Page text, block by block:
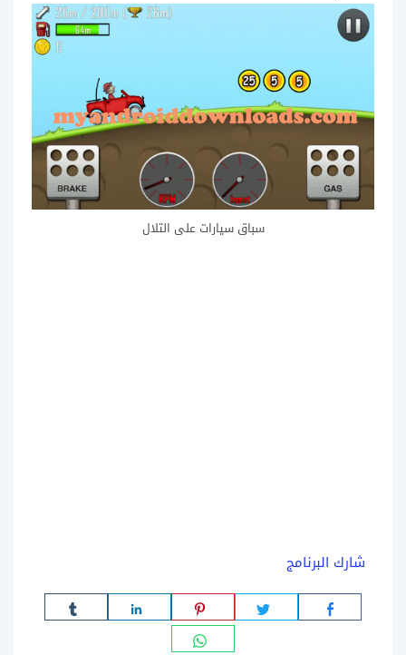
سباق سيارات على التلال
شارك البرنامج